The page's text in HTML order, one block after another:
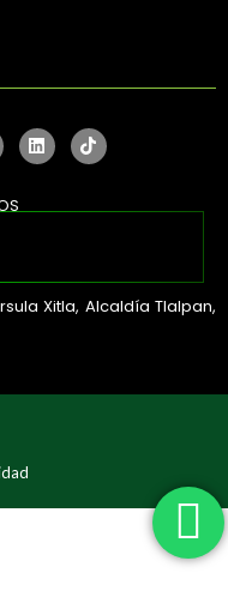
Xitla, Alcaldía Tlalpan,